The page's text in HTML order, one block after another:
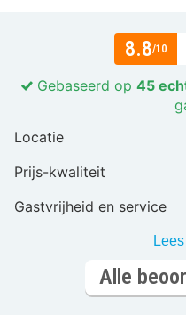
8.8/10
Gebaseerd op 45
Locatie
Prijs-kwaliteit
Gastvrijheid en service
Alle